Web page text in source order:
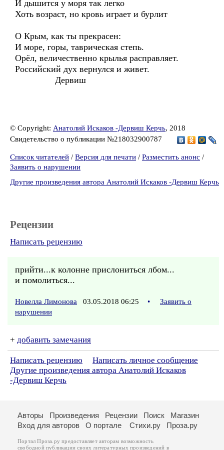
И дышится у моря так легко
Хоть возраст, но кровь играет и бурлит
О Крым, как ты прекрасен:
И море, горы, таврическая степь.
Орёл, величественно крылья расправляет.
Российский дух вернулся и живет.
Дервиш
© Copyright: Анатолий Искаков -Дервиш Керчь, 2018
Свидетельство о публикации №218032900787
Список читателей / Версия для печати / Разместить анонс /
Заявить о нарушении
Другие произведения автора Анатолий Искаков -Дервиш Керчь
Рецензии
Написать рецензию
прийти...к колонне прислониться лбом...
и помолиться...
Новелла Лимонова 03.05.2018 06:25 •
Заявить о
нарушении
+ добавить замечания
Написать рецензию
Написать личное сообщение
Другие произведения автора Анатолий Искаков
-Дервиш Керчь
Авторы Произведения Рецензии Поиск
Магазин
Вход для авторов
О портале Стихи.ру Проза.ру
Портал Проза.ру предоставляет авторам возможность
свободной публикации своих литературных произведений в